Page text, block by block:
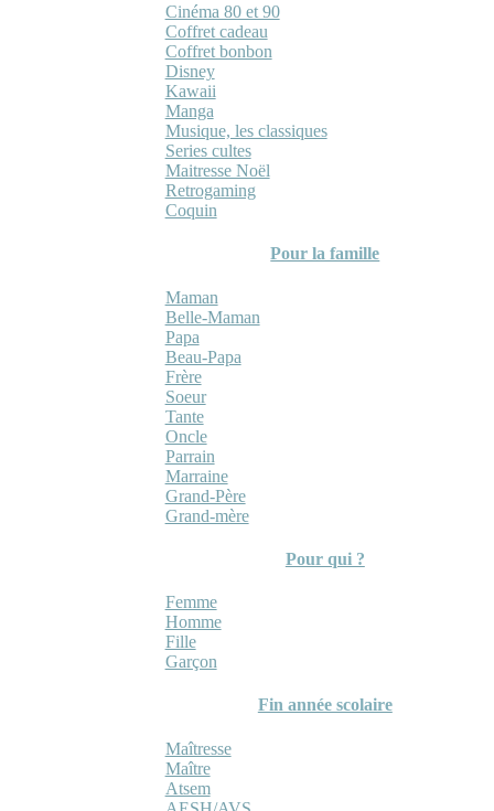
Cinéma 80 et 90
Coffret cadeau
Coffret bonbon
Disney
Kawaii
Manga
Musique, les classiques
Series cultes
Maitresse Noël
Retrogaming
Coquin
Pour la famille
Maman
Belle-Maman
Papa
Beau-Papa
Frère
Soeur
Tante
Oncle
Parrain
Marraine
Grand-Père
Grand-mère
Pour qui ?
Femme
Homme
Fille
Garçon
Fin année scolaire
Maîtresse
Maître
Atsem